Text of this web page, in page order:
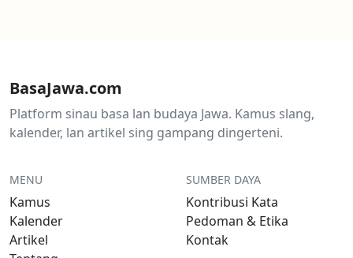
BasaJawa.com
Platform sinau basa lan budaya Jawa. Kamus slang,
kalender, lan artikel sing gampang dingerteni.
MENU
Kamus
Kalender
Artikel
SUMBER DAYA
Kontribusi Kata
Pedoman & Etika
Kontak